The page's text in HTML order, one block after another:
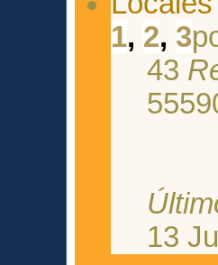
1, 2, 3
43
13